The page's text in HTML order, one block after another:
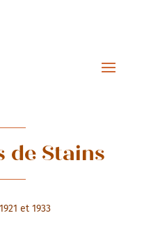
de Stains
et 1933